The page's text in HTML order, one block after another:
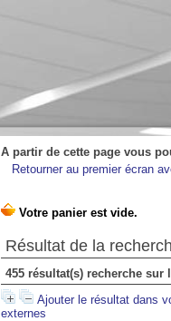
A partir de cette page vous
Retourner au premier écran
Résultat de la
455 résultat(s) recherche
Ajouter le résultat dans
externes